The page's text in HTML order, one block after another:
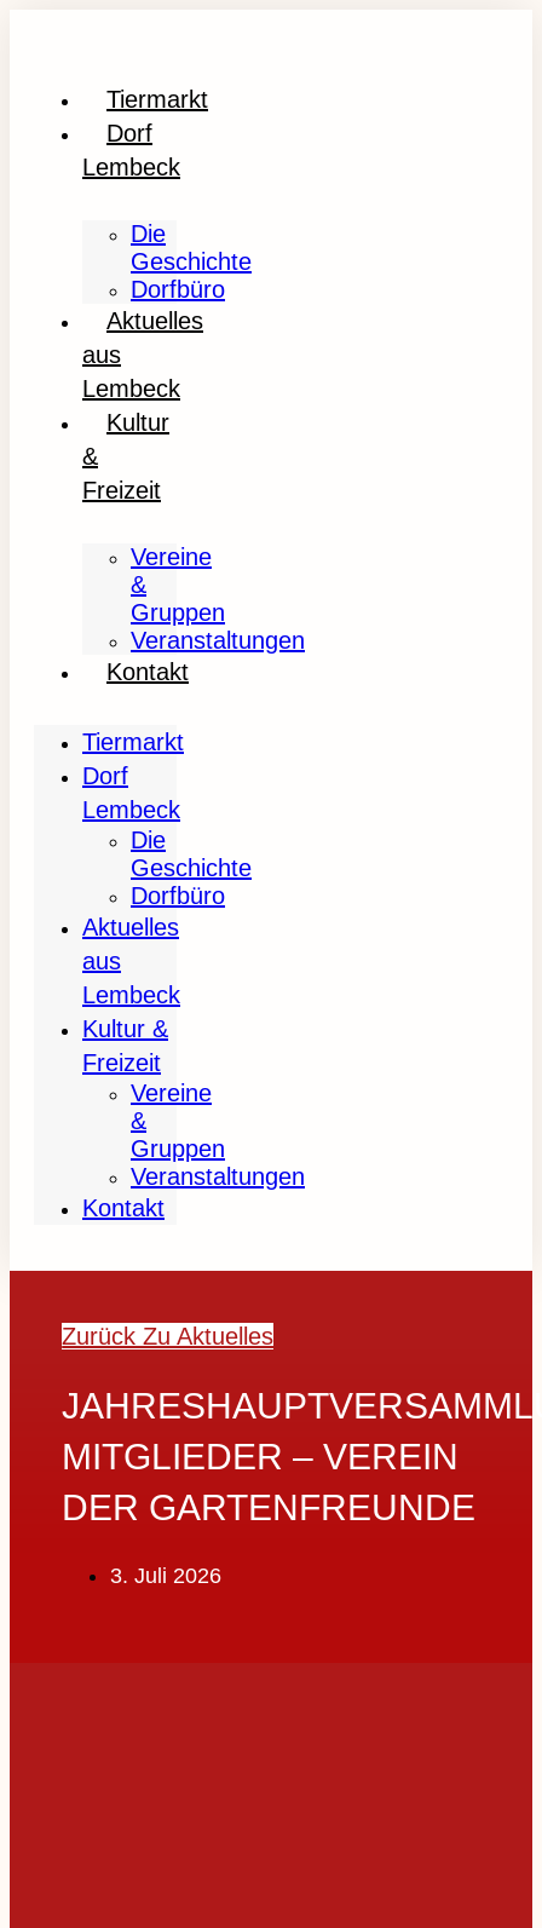
Tiermarkt
Dorf
Lembeck
Die
Geschichte
Dorfbüro
Aktuelles
aus
Lembeck
Kultur
&
Freizeit
Vereine
&
Gruppen
Veranstaltungen
Kontakt
Tiermarkt
Dorf
Lembeck
Die
Geschichte
Dorfbüro
Aktuelles
aus
Lembeck
Kultur &
Freizeit
Vereine
&
Gruppen
Veranstaltungen
Kontakt
Zurück Zu Aktuelles
MITGLIEDER – VEREIN
DER GARTENFREUNDE
3. Juli 2026